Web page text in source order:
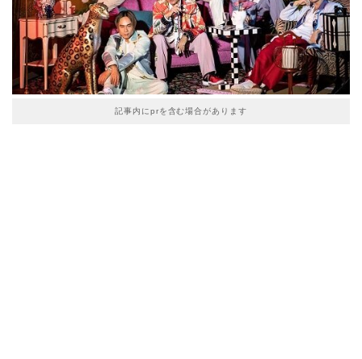
記事内にprを含む場合があります